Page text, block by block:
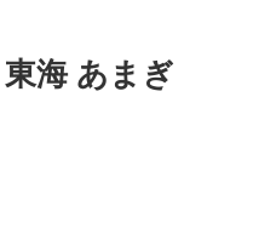
海 あまぎ